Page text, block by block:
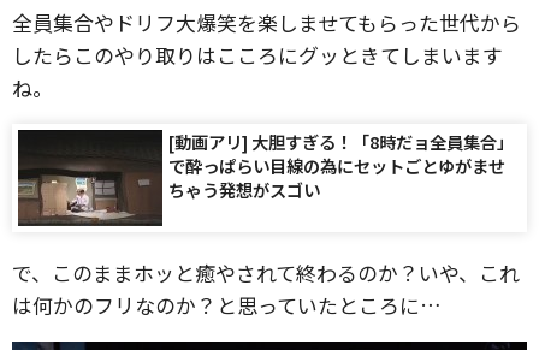
全員集合やドリフ大爆笑を楽しませてもらった世代から
したらこのやり取りはこころにグッときてしまいます
ね。
[動画アリ] 大胆すぎる！「8時だョ全員集合」
で酔っぱらい目線の為にセットごとゆがませ
ちゃう発想がスゴい
で、このままホッと癒やされて終わるのか？いや、これ
は何かのフリなのか？と思っていたところに…